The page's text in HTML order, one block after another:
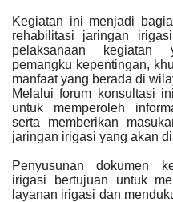
Kegiatan ini menjadi
rehabilitasi jaringan
pelaksanaan kegiatan
pemangku kepentingan,
manfaat yang berada di
Melalui forum konsultasi
untuk memperoleh
serta memberikan
jaringan irigasi yang akan
Penyusunan dokumen
irigasi bertujuan untuk
layanan irigasi dan